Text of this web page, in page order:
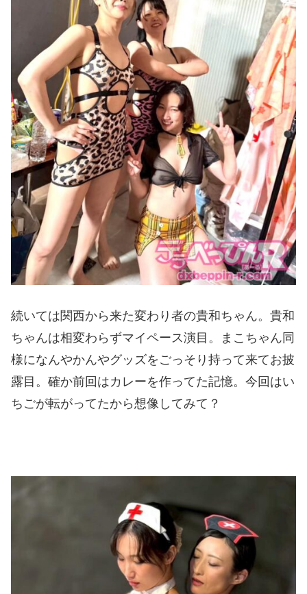
続いては関西から来た変わり者の貴和ちゃん。貴和
ちゃんは相変わらずマイペース演目。まこちゃん同
様になんやかんやグッズをごっそり持って来てお披
露目。確か前回はカレーを作ってた記憶。今回はい
ちごが転がってたから想像してみて？